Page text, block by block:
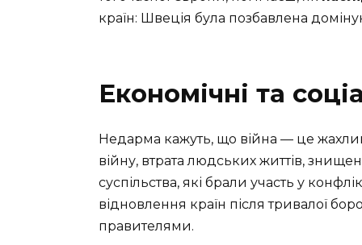
країн: Швеція була позбавлена
Економічні та
Недарма кажуть, що війна — це
війну, втрата людських життів,
суспільства, які брали участь у
відновлення країн після тривалої
правителями.